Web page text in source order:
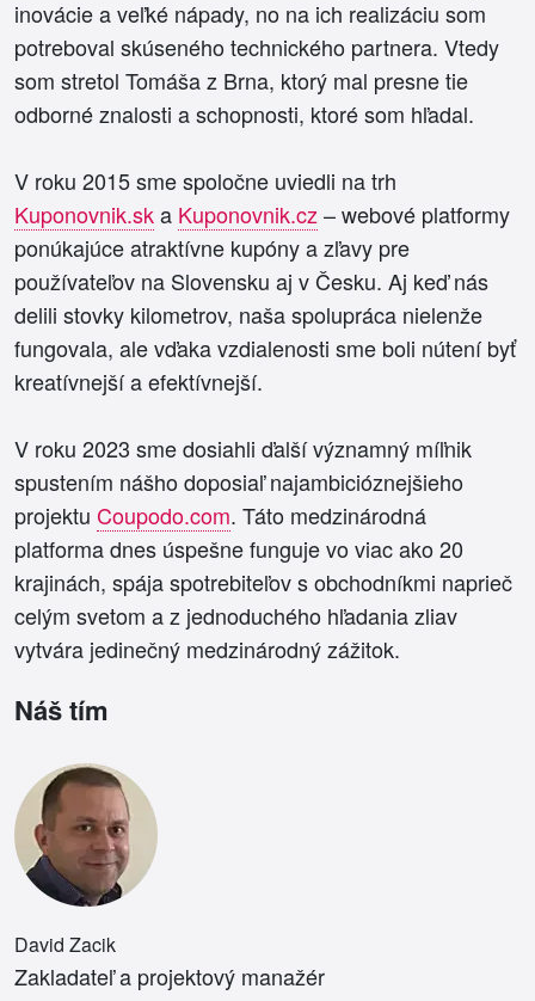
inovácie a veľké nápady, no na ich realizáciu som
potreboval skúseného technického partnera. Vtedy
som stretol Tomáša z Brna, ktorý mal presne tie
odborné znalosti a schopnosti, ktoré som hľadal.
V roku 2015 sme spoločne uviedli na trh
Kuponovnik.ska Kuponovnik.cz – webové platformy
ponúkajúce atraktívne kupóny a zľavy pre
používateľov na Slovensku aj v Česku. Aj keď nás
delili stovky kilometrov, naša spolupráca nielenže
fungovala, ale vďaka vzdialenosti sme boli nútení byť
kreatívnejší a efektívnejší.
V roku 2023 sme dosiahli ďalší významný míľnik
spustením nášho doposiaľ najambicióznejšieho
projektu Coupodo.com. Táto medzinárodná
platforma dnes úspešne funguje vo viac ako 20
krajinách, spája spotrebiteľov s obchodníkmi naprieč
celým svetom a z jednoduchého hľadania zliav
vytvára jedinečný medzinárodný zážitok.
Náš tím
David Zacik
Zakladateľ a projektový manažér